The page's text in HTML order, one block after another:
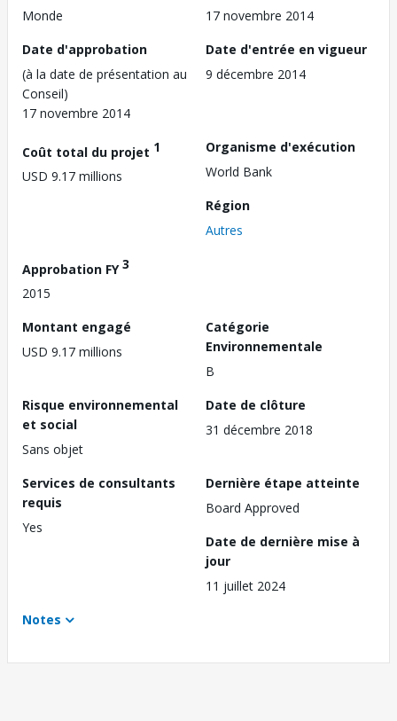
Monde
17 novembre 2014
Date d'approbation
(à la date de présentation au
Conseil)
17 novembre 2014
Date d'entrée en vigueur
9 décembre 2014
Coût total du projet 1
USD 9.17 millions
Organisme d'exécution
World Bank
Région
Autres
Approbation FY3
2015
Montant engagé
USD 9.17 millions
Catégorie
Environnementale
B
Risque environnemental
et social
Sans objet
Date de clôture
31 décembre 2018
Services de consultants
requis
Yes
Dernière étape atteinte
Board Approved
Date de dernière mise à
jour
11 juillet 2024
Notes